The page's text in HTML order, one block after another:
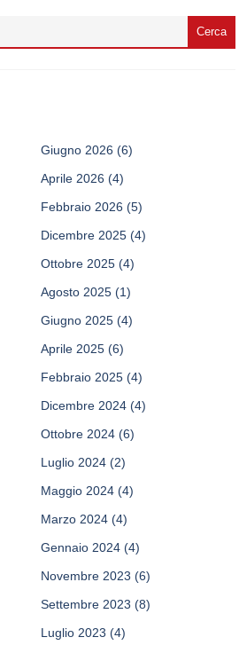
Giugno 2026 (6)
Aprile 2026 (4)
Febbraio 2026 (5)
Dicembre 2025 (4)
Ottobre 2025 (4)
Agosto 2025 (1)
Giugno 2025 (4)
Aprile 2025 (6)
Febbraio 2025 (4)
Dicembre 2024 (4)
Ottobre 2024 (6)
Luglio 2024 (2)
Maggio 2024 (4)
Marzo 2024 (4)
Gennaio 2024 (4)
Novembre 2023 (6)
Settembre 2023 (8)
Luglio 2023 (4)